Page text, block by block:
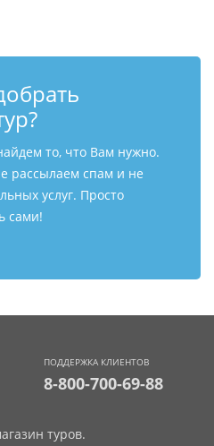
то, что Вам нужно.
рассылаем спам и не
услуг. Просто
сами!
ПОДДЕРЖКА КЛИЕНТОВ
8-800-700-69-88
туров.